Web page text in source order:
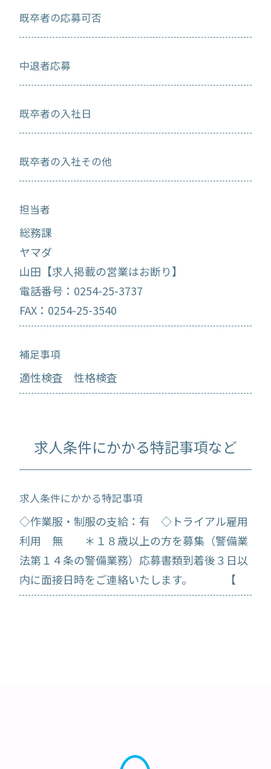
既卒者の応募可否
中退者応募
既卒者の入社日
既卒者の入社その他
担当者
総務課
ヤマダ
山田【求人掲載の営業はお断り】
電話番号：0254-25-3737
FAX：0254-25-3540
補足事項
適性検査 性格検査
求人条件にかかる特記事項など
求人条件にかかる特記事項
◇作業服・制服の支給：有 ◇トライアル雇用
利用 無 ＊１８歳以上の方を募集（警備業
法第１４条の警備業務）応募書類到着後３日以
内に面接日時をご連絡いたします。 【